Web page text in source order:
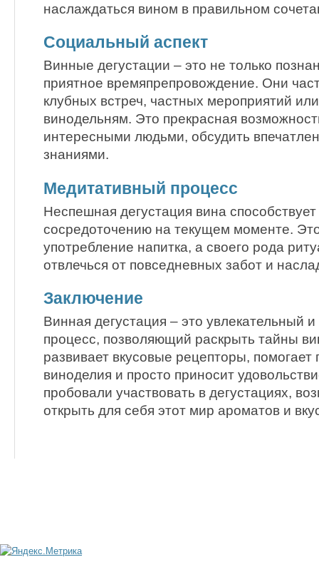
наслаждаться вином в правильном
Социальный аспект
Винные дегустации – это не только
приятное времяпрепровождение. Они
клубных встреч, частных мероприятий
винодельням. Это прекрасная
интересными людьми, обсудить
знаниями.
Медитативный процесс
Неспешная дегустация вина
сосредоточению на текущем моменте.
употребление напитка, а своего рода
отвлечься от повседневных забот и
Заключение
Винная дегустация – это увлекательный
процесс, позволяющий раскрыть тайны
развивает вкусовые рецепторы, помогает
виноделия и просто приносит
пробовали участвовать в дегустациях,
открыть для себя этот мир ароматов и